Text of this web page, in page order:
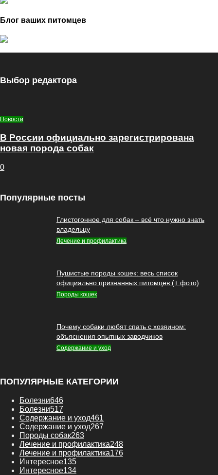
Блог ваших питомцев
Выбор редактора
Новости
В России официально зарегистрирована
новая порода собак
0
Популярные посты
Глистогонное для собак – всё что нужно знать
владельцу
Лечение и профилактика
Пушистые породы кошек: весь список
официально признанных питомцев (+ фото)
Породы кошек
Почему собаки любят спать с хозяином:
объяснения опытных заводчиков
Содержание и уход
ПОПУЛЯРНЫЕ КАТЕГОРИИ
Болезни646
Болезни517
Содержание и уход461
Содержание и уход267
Породы собак263
Лечение и профилактика248
Лечение и профилактика176
Интересное135
Интересное134